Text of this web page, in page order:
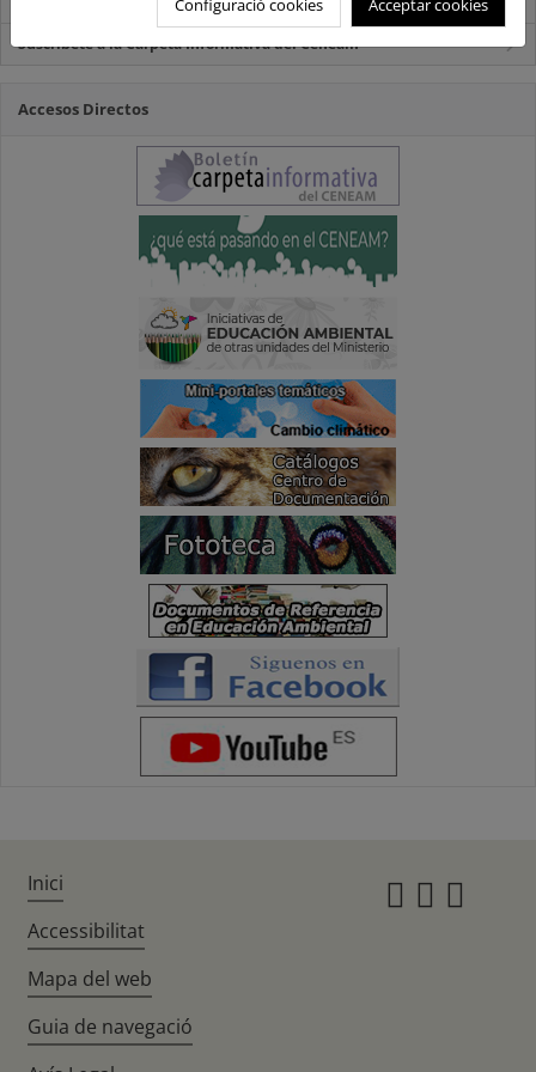
Suscríbete a la Carpeta Informativa del Ceneam
Accesos Directos
Inici
Accessibilitat
Mapa del web
Guia de navegació